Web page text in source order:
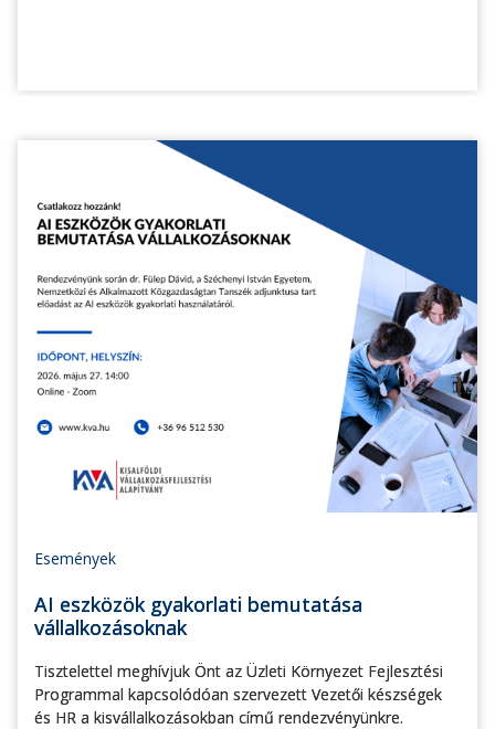
Események
AI eszközök gyakorlati bemutatása
vállalkozásoknak
Tisztelettel meghívjuk Önt az Üzleti Környezet Fejlesztési
Programmal kapcsolódóan szervezett Vezetői készségek
és HR a kisvállalkozásokban című rendezvényünkre.